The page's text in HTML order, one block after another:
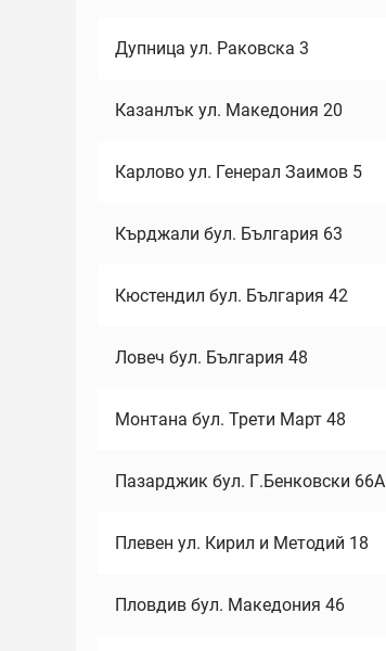
Дупница ул. Раковска 3
Казанлък ул. Македония 20
Карлово ул. Генерал Заимов 5
Кърджали бул. България 63
Кюстендил бул. България 42
Ловеч бул. България 48
Монтана бул. Трети Март 48
Пазарджик бул. Г.Бенковски 66А
Плевен ул. Кирил и Методий 18
Пловдив бул. Македония 46